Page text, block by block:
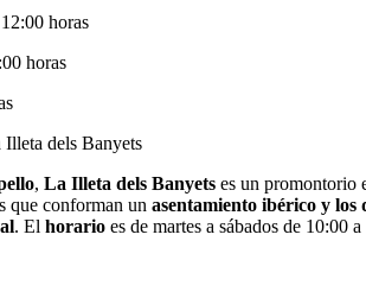
horas
horas
dels Banyets
, La Illeta dels Banyets es un promontorio
que conforman un asentamiento ibérico y
. El horario es de martes a sábados de